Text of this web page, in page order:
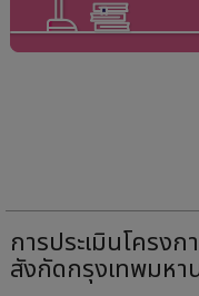
การประเมินโครง
สังกัดกรุงเทพมหา